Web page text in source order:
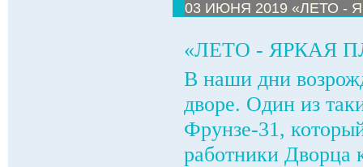
03 ИЮНЯ 2019 «ЛЕТО -
«ЛЕТО - ЯРКАЯ
В наши дни
дворе. Один из
Фрунзе-31,
работники Дворца